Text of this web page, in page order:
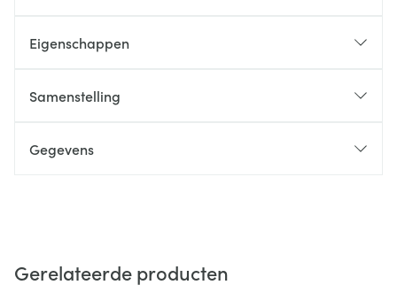
Eigenschappen
Samenstelling
Gegevens
Gerelateerde producten